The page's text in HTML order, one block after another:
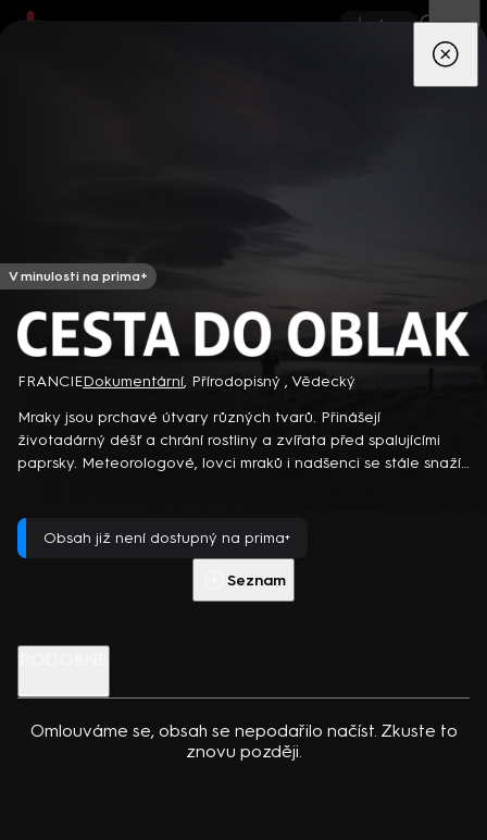
App
V minulosti na prima+
Cesta do oblak
FRANCIEDokumentární, Přírodopisný , Vědecký
Mraky jsou prchavé útvary různých tvarů. Přinášejí
životadárný déšť a chrání rostliny a zvířata před spalujícími
paprsky. Meteorologové, lovci mraků i nadšenci se stále snaží
Obsah již není dostupný na prima+
Seznam
Omlouváme se, obsah se nepodařilo načíst. Zkuste to
znovu později.
Detektiv Karl Alberg přijíždí do přímořského městečka Gibsons,
bolestivém rozvodu. Společně se svým týmem odhaluje temná
tajemství, která narušují poklidnou atmosféru komunity a
současně se snaží zvládnout komplikovaný vztah s dospívající
Kreuková, R. Sutherland, A. Douglas, M. Loweová, S.
Spracklinová a další
8 epizod
Přehrát ukázku